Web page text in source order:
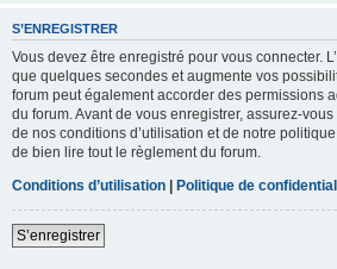
S’ENREGISTRER
Vous devez être enregistré pour vous connecter.
que quelques secondes et augmente vos
forum peut également accorder des permissions
du forum. Avant de vous enregistrer, assurez-
de nos conditions d’utilisation et de notre
de bien lire tout le règlement du forum.
Conditions d’utilisation | Politique de
S’enregistrer